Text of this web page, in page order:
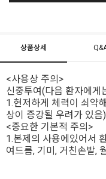
상품상세
<사용상 주의>
신중투여(다음 환자에게
1.현저하게 체력이 쇠약
상이 증강될 우려가 있음)
<중요한 기본적 주의>
1.본제의 사용에있어서
여드름, 기미, 거친손발,